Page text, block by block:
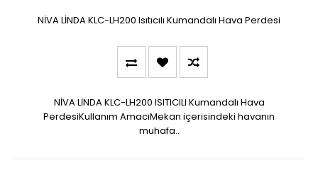
NİVA LİNDA KLC-LH200 Isıtıcılı Kumandalı Hava Perdesi
NİVA LİNDA KLC-LH200 ISITICILI Kumandalı Hava
PerdesiKullanım AmacıMekan içerisindeki havanın
muhafa..